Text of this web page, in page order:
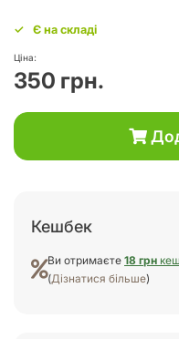
Є на складі
Ціна:
350 грн.
Кешбек
Ви отримаєте 18 грн
(Дізнатися більше)